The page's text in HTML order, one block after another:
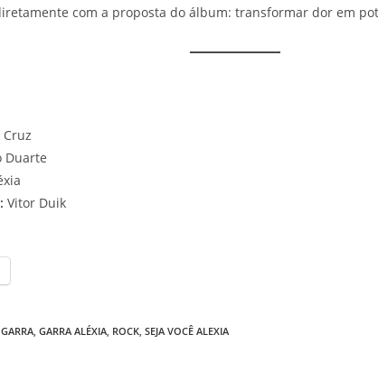
com a proposta do álbum: transformar dor em
Duarte
Vitor Duik
GARRA, GARRA ALÉXIA, ROCK, SEJA VOCÊ ALEXIA